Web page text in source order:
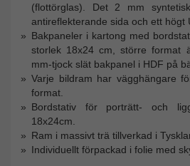
(flottörglas). Det 2 mm
antireflekterande sida och ett högt
Bakpaneler i kartong med
storlek 18x24 cm, större format
mm-tjock slät bakpanel i HDF på
Varje bildram har vägghängare
format.
Bordstativ för porträtt- och
18x24cm.
Ram i massivt trä tillverkad i
Individuellt förpackad i folie med